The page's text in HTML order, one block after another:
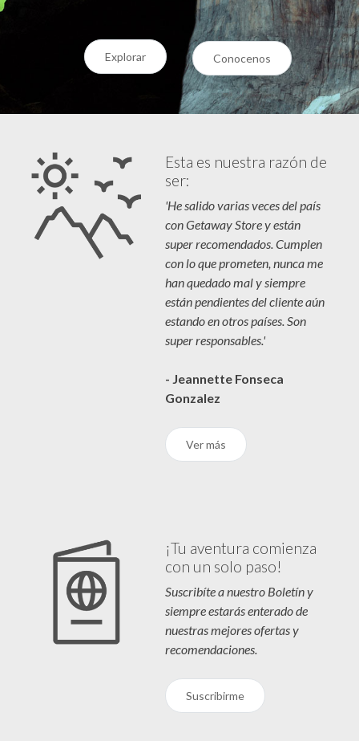
Explorar Conocenos
Esta es nuestra razón de
ser:
'He salido varias veces del país
con Getaway Store y están
super recomendados. Cumplen
con lo que prometen, nunca me
han quedado mal y siempre
están pendientes del cliente aún
estando en otros países. Son
super responsables.'
- Jeannette Fonseca
Gonzalez
Ver más
¡Tu aventura comienza
con un solo paso!
Suscribíte a nuestro Boletín y
siempre estarás enterado de
nuestras mejores ofertas y
recomendaciones.
Suscribirme